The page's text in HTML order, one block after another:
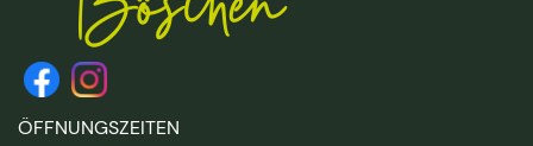
ÖFFNUNGSZEITEN